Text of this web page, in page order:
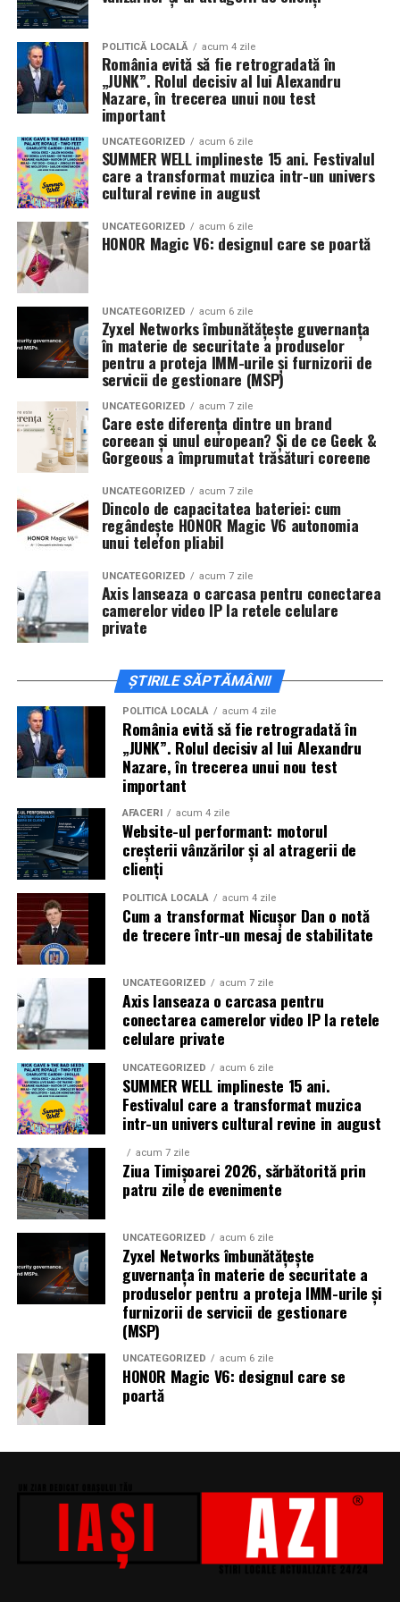
Sursa articol:
în mai multe orașe.
Pe11 februarieva avea loc proiecția specială
mea”de la Cinema City din City Park Constanța
18:30, unde
regizorul Paul Decu și actrița Azaleea
Necula, originari din Constanța și împrejurimi, vor
prezenta filmul alături de colegii lor
Alexandra Răduță și Gabriel Vatavu.
Cinema City Shopping City Galațiinvită spectatorii
12 februarie de la 18:30
State și Azaleea Necula și regizorul Paul Decu.
Pe 13 februarie la ora 18:30
invitați la proiecția specială din
, alături de regizorulPaul Decuși de
actoriiGabriel Vatavu, Sergiu Costache, Azaleea
Necula, Alexandra Răduță.
De „Ziua Îndrăgostiților”, pe14 februarie, în Cinema
City Iulius Mall Suceava, de la 18:30, spectatorii sunt
invitați la film alături de regizorulPaul Decu și de
actoriiSergiu Costache, Vlad si Oana Gherman,
Alexandra Răduță.
Cineplexx Băneasa Shopping City
București
găzduiește o proiecție specială în prezența
întregii echipe pe15 februarie, de la 17:30.
ÎnCraiova , regizorulPaul Decuși actoriiSergiu
Costache, Azaleea Necula și Oana Gherman
Mall pe 16 februarie de la ora 18:00.
ActoriiVlad Gherman, Oana Gherman și Ioana
Ginghină
vin la întâlnirea cu publicul dinCinema City
Vivo! Pitești pe 17 februarie, de la 18:30și vor
participa la o discuție după proiecție, alături de
Paul Decu.
Caravana„În pielea mea”ajunge laCinema City
Shopping City Ploiești, pe 18 februarie,de la 18:30, la
proiecția specială introdusă de regizorul
alături de actoriiIoana State, Vlad și Oana Gherman,
Azaleea Necula și Gabriel Vatavu.
O comedie actuală și spumoasă, filmul
mea”
este distribuit de T.R.I.B.E. Films.
TRAILER:https://bit.ly/InPieleaMea
Site oficial:inpieleamea.ro
Mai multe detalii, imagini de la filmări, fragmente din
film, declarații din partea actorilor și informații despre
concursuri sunt disponibile pe paginile social media ale
filmului deFacebook,Instagram
Adrian Pădurețu semnează imaginea filmului. De sunet
s-a ocupat Bogdan Ivanovici, de scenografie Anca
Miron, iar de costume Francisca Vass.
„În Pielea Mea”este un film produs de: CB MOTION
PICTURES.
Producător asociat: MAGNETIC MEDIA PRODUCTIONS
Producător: Claudiu Boboc
Producător executiv: Adela Mara
Manager producție: Iulia Cezara Roșu
Casting: ELEPHANT MEDIA
Realizat cu sprijinul:
Co-finanțatori:C&C HOUSE RESIDENCE, S&I BEST
POLITICĂ LOCALĂ acum 4 zile
România evită să fie retrogradată în
„JUNK”. Rolul decisiv al lui Alexandru
Nazare, în trecerea unui nou test
important
UNCATEGORIZED acum 6 zile
SUMMER WELL implineste 15 ani. Festivalul
care a transformat muzica intr-un univers
cultural revine in august
UNCATEGORIZED acum 6 zile
HONOR Magic V6: designul care se poartă
UNCATEGORIZED acum 6 zile
Zyxel Networks îmbunătățește guvernanța
în materie de securitate a produselor
pentru a proteja IMM-urile și furnizorii de
servicii de gestionare (MSP)
UNCATEGORIZED acum 7 zile
Care este diferența dintre un brand
coreean și unul european? Și de ce Geek &
Gorgeous a împrumutat trăsături coreene
UNCATEGORIZED acum 7 zile
Dincolo de capacitatea bateriei: cum
regândește HONOR Magic V6 autonomia
unui telefon pliabil
UNCATEGORIZED acum 7 zile
Axis lanseaza o carcasa pentru conectarea
camerelor video IP la retele celulare
private
ȘTIRILE SĂPTĂMÂNII
POLITICĂ LOCALĂ acum 4 zile
România evită să fie retrogradată în
„JUNK”. Rolul decisiv al lui Alexandru
Nazare, în trecerea unui nou test
important
AFACERI acum 4 zile
Website-ul performant: motorul
creșterii vânzărilor și al atragerii de
clienți
POLITICĂ LOCALĂ acum 4 zile
Cum a transformat Nicușor Dan o notă
de trecere într-un mesaj de stabilitate
UNCATEGORIZED acum 7 zile
Axis lanseaza o carcasa pentru
conectarea camerelor video IP la retele
celulare private
UNCATEGORIZED acum 6 zile
SUMMER WELL implineste 15 ani.
Festivalul care a transformat muzica
intr-un univers cultural revine in august
acum 7 zile
Ziua Timișoarei 2026, sărbătorită prin
patru zile de evenimente
UNCATEGORIZED acum 6 zile
Zyxel Networks îmbunătățește
guvernanța în materie de securitate a
produselor pentru a proteja IMM-urile și
furnizorii de servicii de gestionare
(MSP)
UNCATEGORIZED acum 6 zile
HONOR Magic V6: designul care se
poartă